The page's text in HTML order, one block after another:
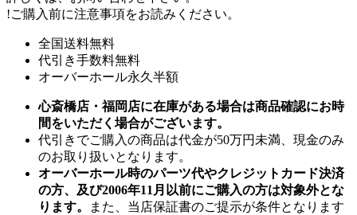
!ご購入前に注意事項をお読みください。
全国送料無料
代引き手数料無料
オーバーホール永久半額
心斎橋店・福岡店に在庫がある場合は商品確認にお時
間をいただく場合がございます。
代引きでご購入の商品は代金が50万円未満、現金のみ
のお取り扱いとなります。
オーバーホール時のパーツ代やクレジットカード決済
の方、及び2006年11月以前にご購入の方は対象外とな
ります。
また、当店保証書のご提示が条件となります